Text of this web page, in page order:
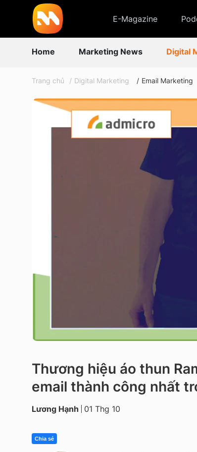
E-Magazine
Home Marketing News Digital
Trang chủ Digital Marketing Email Marketing
Thương hiệu áo thun
email thành công nhất
Lương Hạnh 01 Thg 10
Chia sẻ